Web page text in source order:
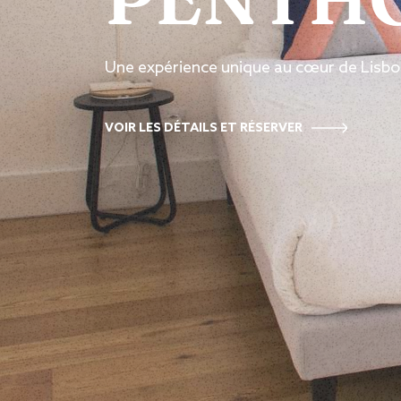
Une expérience unique au cœur de
VOIR LES DÉTAILS ET RÉSERVER